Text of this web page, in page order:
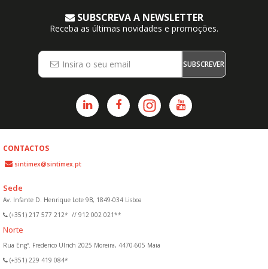
SUBSCREVA A NEWSLETTER
Receba as últimas novidades e promoções.
SUBSCREVER
CONTACTOS
sintimex@sintimex.pt
Sede
Av. Infante D. Henrique Lote 9B, 1849-034 Lisboa
(+351) 217 577 212* // 912 002 021**
Norte
Rua Engº. Frederico Ulrich 2025 Moreira, 4470-605 Maia
(+351) 229 419 084*